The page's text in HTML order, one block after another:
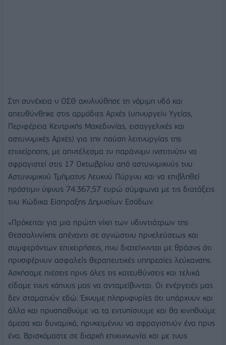
Στη συνέχεια ο ΟΣΘ ακολούθησε τη νόμιμη οδό και
απευθύνθηκε στις αρμόδιες Αρχές (υπουργείο Υγείας,
Περιφέρεια Κεντρικής Μακεδονίας, εισαγγελικές και
αστυνομικές Αρχές) για την παύση λειτουργίας της
επιχείρησης, με αποτέλεσμα το παράνομο ινστιτούτο να
σφραγιστεί στις 17 Οκτωβρίου από αστυνομικούς του
Αστυνομικού Τμήματος Λευκού Πύργου και να επιβληθεί
πρόστιμο ύψους 74.367,57 ευρώ σύμφωνα με τις διατάξεις
του Κώδικα Είσπραξης Δημοσίων Εσόδων.
«Πρόκειται για μια πρώτη νίκη των οδοντιάτρων της
Θεσσαλονίκης απέναντι σε αγνώστου προελεύσεως και
συμφερόντων επιχειρήσεις, που διατείνονται με θράσος ότι
προσφέρουν ασφαλείς θεραπευτικές υπηρεσίες λεύκανσης.
Ασκήσαμε πιέσεις προς όλες τις κατευθύνσεις και τελικά
είδαμε τους κόπους μας να ανταμείβονται. Οι ενέργειές μας
δεν σταματούν εδώ. Έχουμε πληροφορίες ότι υπάρχουν και
άλλα και προσπαθούμε να τα εντοπίσουμε και θα κινηθούμε
άμεσα και δυναμικά, προκειμένου να σφραγιστούν ένα προς
ένα. Βρισκόμαστε σε διαρκή επικοινωνία και με τους